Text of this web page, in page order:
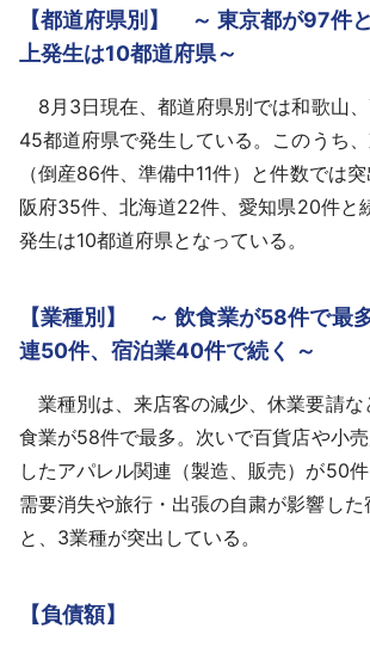
【都道府県別】 ～ 東京都が97件
上発生は10都道府県～
8月3日現在、都道府県別では和歌山、
45都道府県で発生している。このうち
（倒産86件、準備中11件）と件数では
阪府35件、北海道22件、愛知県20件と
発生は10都道府県となっている。
【業種別】 ～ 飲食業が58件で最
連50件、宿泊業40件で続く ～
業種別は、来店客の減少、休業要請な
食業が58件で最多。次いで百貨店や小
したアパレル関連（製造、販売）が50
需要消失や旅行・出張の自粛が影響し
と、3業種が突出している。
【負債額】